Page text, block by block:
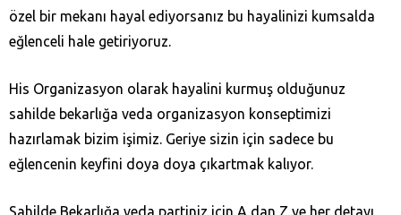
özel bir mekanı hayal ediyorsanız bu hayalinizi kumsalda
eğlenceli hale getiriyoruz.
His Organizasyon olarak hayalini kurmuş olduğunuz
sahilde bekarlığa veda organizasyon konseptimizi
hazırlamak bizim işimiz. Geriye sizin için sadece bu
eğlencenin keyfini doya doya çıkartmak kalıyor.
Sahilde Bekarlığa veda partiniz için A dan Z ye her detayı